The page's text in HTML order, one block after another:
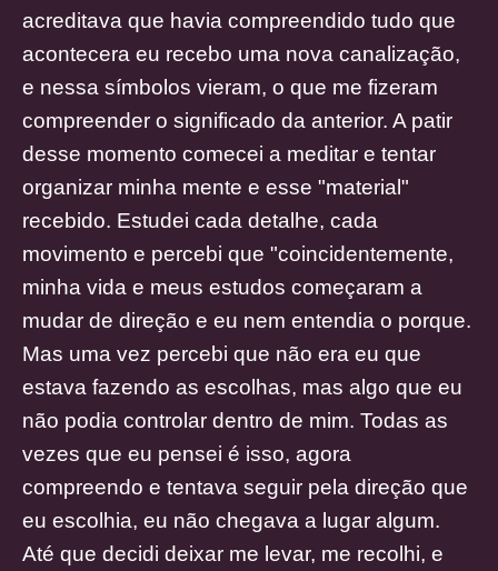
acreditava que havia compreendido tudo que
acontecera eu recebo uma nova canalização,
e nessa símbolos vieram, o que me fizeram
compreender o significado da anterior. A patir
desse momento comecei a meditar e tentar
organizar minha mente e esse "material"
recebido. Estudei cada detalhe, cada
movimento e percebi que "coincidentemente,
minha vida e meus estudos começaram a
mudar de direção e eu nem entendia o porque.
Mas uma vez percebi que não era eu que
estava fazendo as escolhas, mas algo que eu
não podia controlar dentro de mim. Todas as
vezes que eu pensei é isso, agora
compreendo e tentava seguir pela direção que
eu escolhia, eu não chegava a lugar algum.
Até que decidi deixar me levar, me recolhi, e